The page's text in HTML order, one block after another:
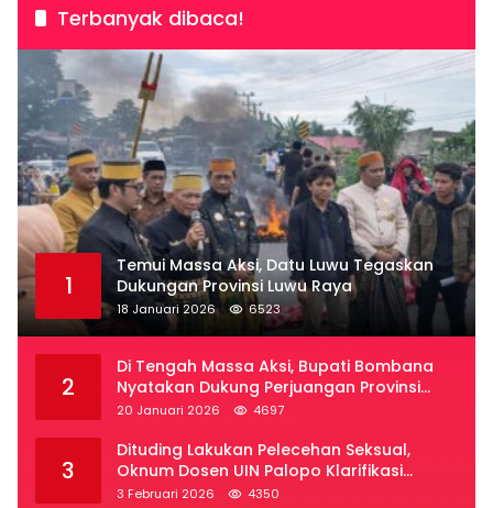
Terbanyak dibaca!
1
Temui Massa Aksi, Datu Luwu Tegaskan
Dukungan Provinsi Luwu Raya
18 Januari 2026 6523
2
Di Tengah Massa Aksi, Bupati Bombana
Nyatakan Dukung Perjuangan Provinsi
Luwu Raya
20 Januari 2026 4697
3
Dituding Lakukan Pelecehan Seksual,
Oknum Dosen UIN Palopo Klarifikasi
Kronologi
3 Februari 2026 4350